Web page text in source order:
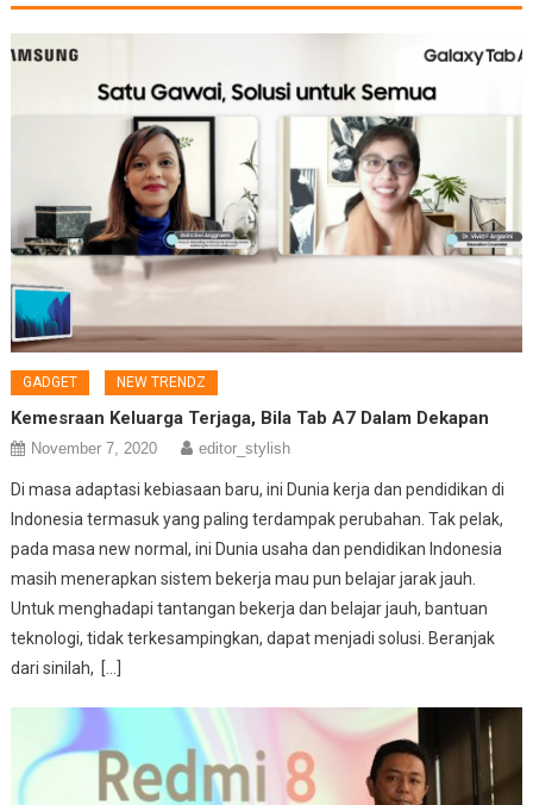
GADGET NEW TRENDZ
Kemesraan Keluarga Terjaga, Bila Tab A7 Dalam Dekapan
November 7, 2020 editor_stylish
Di masa adaptasi kebiasaan baru, ini Dunia kerja dan pendidikan di
Indonesia termasuk yang paling terdampak perubahan. Tak pelak,
pada masa new normal, ini Dunia usaha dan pendidikan Indonesia
masih menerapkan sistem bekerja mau pun belajar jarak jauh.
Untuk menghadapi tantangan bekerja dan belajar jauh, bantuan
teknologi, tidak terkesampingkan, dapat menjadi solusi. Beranjak
dari sinilah, […]